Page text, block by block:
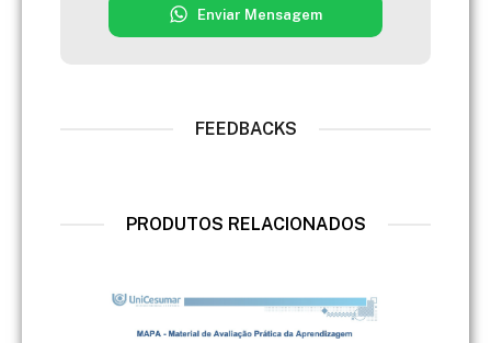
Enviar Mensagem
FEEDBACKS
PRODUTOS RELACIONADOS